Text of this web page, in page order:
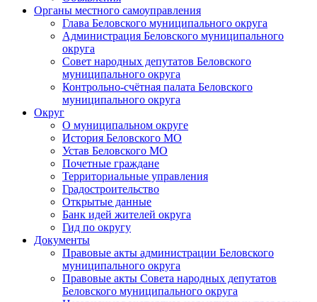
Органы местного самоуправления
Глава Беловского муниципального округа
Администрация Беловского муниципального
округа
Совет народных депутатов Беловского
муниципального округа
Контрольно-счётная палата Беловского
муниципального округа
Округ
О муниципальном округе
История Беловского МО
Устав Беловского МО
Почетные граждане
Территориальные управления
Градостроительство
Открытые данные
Банк идей жителей округа
Гид по округу
Документы
Правовые акты администрации Беловского
муниципального округа
Правовые акты Совета народных депутатов
Беловского муниципального округа